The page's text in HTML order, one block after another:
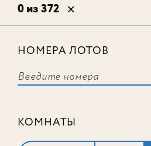
0 из 372
НОМЕРА ЛОТОВ
КОМНАТЫ
соответствует ни